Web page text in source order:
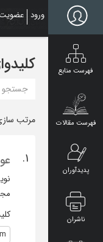
content
ورود
فهرست منابع
فهرست مقالات
پدیدآوران
ناشران
مرتب
1.